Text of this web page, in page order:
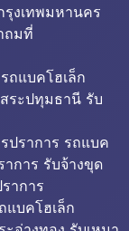
รุงเทพมหานคร
ถมที่
ถแบคโฮเล็ก
ระปทุมธานี รับ
ปราการ รถแบค
การ รับจ้างขุด
าการ
แบคโฮเล็ก